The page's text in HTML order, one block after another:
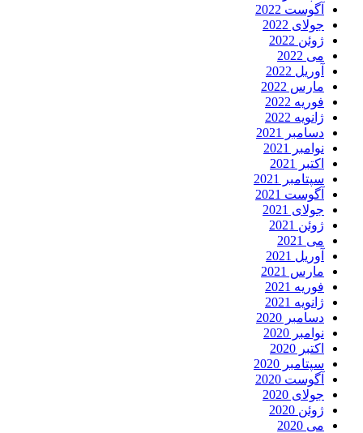
آگوست 2022
جولای 2022
ژوئن 2022
می 2022
آوریل 2022
مارس 2022
فوریه 2022
ژانویه 2022
دسامبر 2021
نوامبر 2021
اکتبر 2021
سپتامبر 2021
آگوست 2021
جولای 2021
ژوئن 2021
می 2021
آوریل 2021
مارس 2021
فوریه 2021
ژانویه 2021
دسامبر 2020
نوامبر 2020
اکتبر 2020
سپتامبر 2020
آگوست 2020
جولای 2020
ژوئن 2020
می 2020